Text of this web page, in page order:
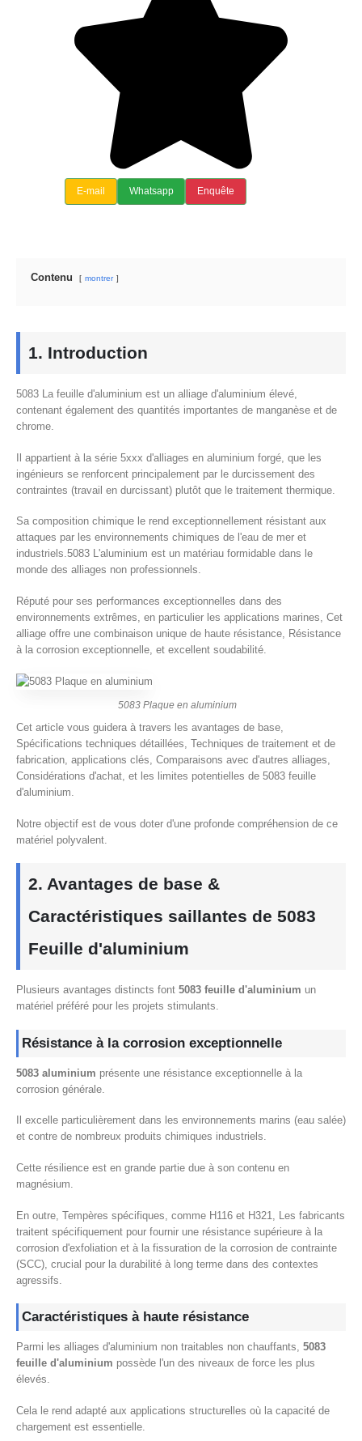
E-mail Whatsapp Enquête
Contenu montrer
1. Introduction
5083 La feuille d'aluminium est un alliage d'aluminium élevé,
contenant également des quantités importantes de manganèse et de
chrome.
Il appartient à la série 5xxx d'alliages en aluminium forgé, que les
ingénieurs se renforcent principalement par le durcissement des
contraintes (travail en durcissant) plutôt que le traitement thermique.
Sa composition chimique le rend exceptionnellement résistant aux
attaques par les environnements chimiques de l'eau de mer et
industriels.5083 L'aluminium est un matériau formidable dans le
monde des alliages non professionnels.
Réputé pour ses performances exceptionnelles dans des
environnements extrêmes, en particulier les applications marines, Cet
alliage offre une combinaison unique de haute résistance, Résistance
à la corrosion exceptionnelle, et excellent soudabilité.
5083 Plaque en aluminium
Cet article vous guidera à travers les avantages de base,
Spécifications techniques détaillées, Techniques de traitement et de
fabrication, applications clés, Comparaisons avec d'autres alliages,
Considérations d'achat, et les limites potentielles de 5083 feuille
d'aluminium.
Notre objectif est de vous doter d'une profonde compréhension de ce
matériel polyvalent.
2. Avantages de base &
Caractéristiques saillantes de 5083
Feuille d'aluminium
Plusieurs avantages distincts font 5083 feuille d'aluminium un
matériel préféré pour les projets stimulants.
Résistance à la corrosion exceptionnelle
5083 aluminium présente une résistance exceptionnelle à la
corrosion générale.
Il excelle particulièrement dans les environnements marins (eau salée)
et contre de nombreux produits chimiques industriels.
Cette résilience est en grande partie due à son contenu en
magnésium.
En outre, Tempères spécifiques, comme H116 et H321, Les fabricants
traitent spécifiquement pour fournir une résistance supérieure à la
corrosion d'exfoliation et à la fissuration de la corrosion de contrainte
(SCC), crucial pour la durabilité à long terme dans des contextes
agressifs.
Caractéristiques à haute résistance
Parmi les alliages d'aluminium non traitables non chauffants, 5083
feuille d'aluminium possède l'un des niveaux de force les plus
élevés.
Cela le rend adapté aux applications structurelles où la capacité de
chargement est essentielle.